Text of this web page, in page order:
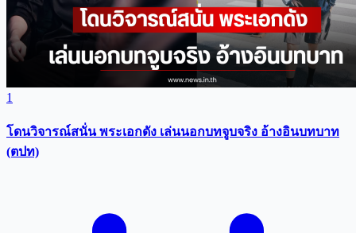
1
โดนวิจารณ์สนั่น พระเอกดัง เล่นนอกบทจูบจริง อ้างอินบทบาท
(ตปท)